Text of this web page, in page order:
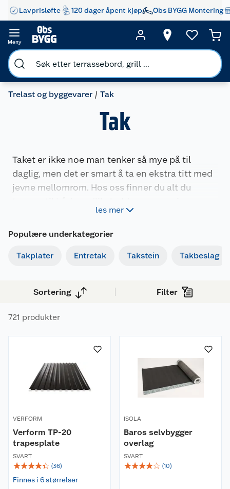
Lavprisløfte 120 dager åpent kjøp Obs BYGG Montering
Meny
Trelast og byggevarer Tak
Tak
Taket er ikke noe man tenker så mye på til
daglig, men det er smart å ta en ekstra titt med
jevne mellomrom. Hos oss finner du alt du
taket – og alt du trenger hvis du har planer om å
bytte hele taket.
les mer
Populære underkategorier
Takplater Entretak Takstein Takbeslag
Sortering Filter
721 produkter
VERFORM
Verform TP-20
trapesplate
SVART
☆☆☆☆☆ (36)
Finnes i 6 størrelser
ISOLA
Baros selvbygger
overlag
SVART
☆☆☆☆☆ (10)